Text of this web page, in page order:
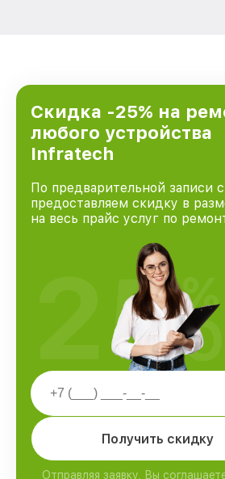
Скидка -25% на
любого устройства
Infratech
По предварительной записи
предоставляем скидку в
на весь прайс услуг по
Получить скидку
Отправляя заявку, Вы
25%